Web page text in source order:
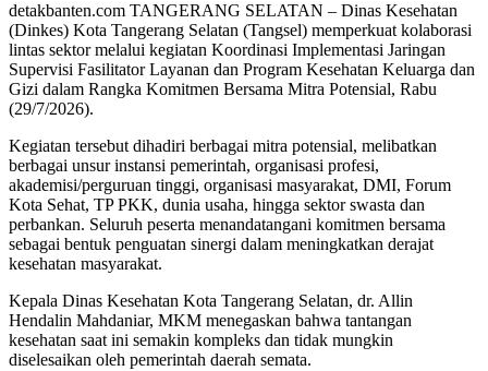
detakbanten.com TANGERANG SELATAN – Dinas Kesehatan
(Dinkes) Kota Tangerang Selatan (Tangsel) memperkuat kolaborasi
lintas sektor melalui kegiatan Koordinasi Implementasi Jaringan
Supervisi Fasilitator Layanan dan Program Kesehatan Keluarga dan
Gizi dalam Rangka Komitmen Bersama Mitra Potensial, Rabu
(29/7/2026).
Kegiatan tersebut dihadiri berbagai mitra potensial, melibatkan
berbagai unsur instansi pemerintah, organisasi profesi,
akademisi/perguruan tinggi, organisasi masyarakat, DMI, Forum
Kota Sehat, TP PKK, dunia usaha, hingga sektor swasta dan
perbankan. Seluruh peserta menandatangani komitmen bersama
sebagai bentuk penguatan sinergi dalam meningkatkan derajat
kesehatan masyarakat.
Kepala Dinas Kesehatan Kota Tangerang Selatan, dr. Allin
Hendalin Mahdaniar, MKM menegaskan bahwa tantangan
kesehatan saat ini semakin kompleks dan tidak mungkin
diselesaikan oleh pemerintah daerah semata.